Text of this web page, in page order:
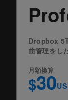
Dropbox
曲管理をし
月額換算
$30